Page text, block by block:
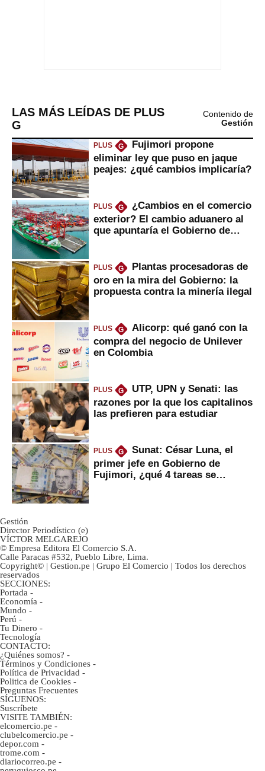
LAS MÁS LEÍDAS DE PLUS
G
Contenido de
Gestión
PLUS G
Fujimori propone
eliminar ley que puso en jaque
peajes: ¿qué cambios implicaría?
PLUS G
¿Cambios en el comercio
exterior? El cambio aduanero al
que apuntaría el Gobierno de
PLUS G
Plantas procesadoras de
oro en la mira del Gobierno: la
propuesta contra la minería ilegal
PLUS G
Alicorp: qué ganó con la
compra del negocio de Unilever
en Colombia
PLUS G
UTP, UPN y Senati: las
razones por la que los capitalinos
las prefieren para estudiar
PLUS G
Sunat: César Luna, el
primer jefe en Gobierno de
Fujimori, ¿qué 4 tareas se
Gestión
Director Periodístico (e)
VÍCTOR MELGAREJO
© Empresa Editora El Comercio S.A.
Calle Paracas #532, Pueblo Libre, Lima.
Copyright© | Gestion.pe | Grupo El Comercio | Todos los derechos
reservados
SECCIONES:
Portada -
Economía -
Mundo -
Perú -
Tu Dinero -
Tecnología
CONTACTO:
¿Quiénes somos? -
Términos y Condiciones -
Política de Privacidad -
Politica de Cookies -
Preguntas Frecuentes
SÍGUENOS:
Suscríbete
VISITE TAMBIÉN:
elcomercio.pe -
clubelcomercio.pe -
depor.com -
trome.com -
diariocorreo.pe -